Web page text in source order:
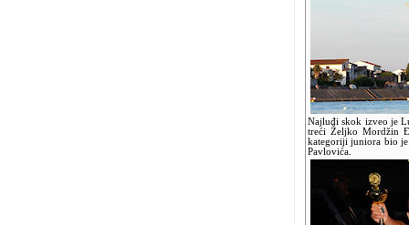
Najluđi skok izveo je
treći Željko Mordžin
kategoriji juniora bio je
Pavlovića.